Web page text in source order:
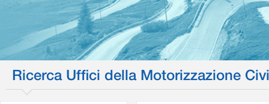
Ricerca Uffici della Motorizzazione